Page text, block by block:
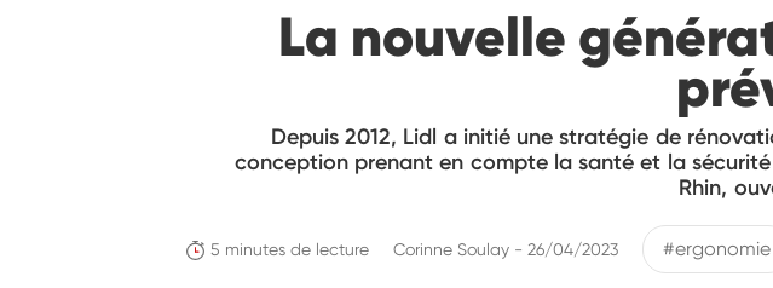
La nouvelle
Depuis 2012, Lidl a initié une stratégie de
conception prenant en compte la santé et la
Rhin,
5 minutes de lecture Corinne Soulay - 26/04/2023 #ergonomie